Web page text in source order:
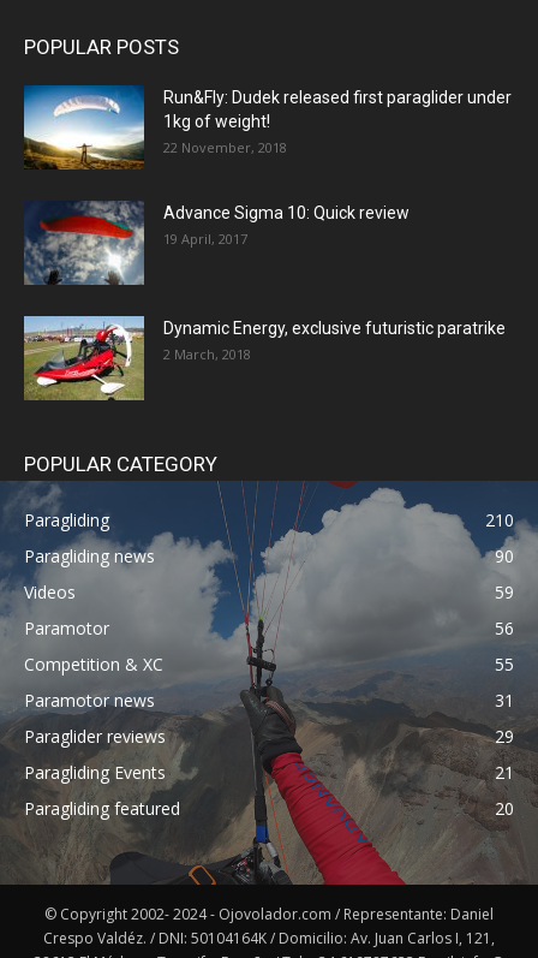
POPULAR POSTS
Run&Fly: Dudek released first paraglider under
1kg of weight!
22 November, 2018
Advance Sigma 10: Quick review
19 April, 2017
Dynamic Energy, exclusive futuristic paratrike
2 March, 2018
POPULAR CATEGORY
Paragliding
210
Paragliding news
90
Videos
59
Paramotor
56
Competition & XC
55
Paramotor news
31
Paraglider reviews
29
Paragliding Events
21
Paragliding featured
20
© Copyright 2002- 2024 - Ojovolador.com / Representante: Daniel
Crespo Valdéz. / DNI: 50104164K / Domicilio: Av. Juan Carlos I, 121,